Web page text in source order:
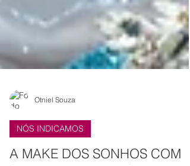
Otniel Souza
NÓS INDICAMOS